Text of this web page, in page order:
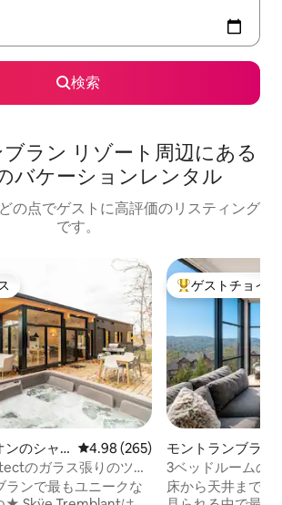
検索
ラン リゾート⁠周⁠辺⁠に⁠あ⁠る
バ⁠ケ⁠ー⁠シ⁠ョ⁠ン⁠レ⁠ン⁠タ⁠ル
の点でゲストに高評価のリスティング
です。
ョイスです。
ンのシャ
レビュー265件、5つ星中4.98つ
4.98 (265)
のガラス張りのツリ
スキー場の眺望
ンで最もユニークな
大好評のゲスト
ゲストチョイス
モントランブラン
ミニアム
3ベッドルームの
ニアム | 湖と山の
床から天井までの